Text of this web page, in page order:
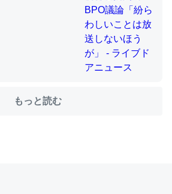
置いて４年。でたまに覗いてる。ぼ
かと画策中。あと、Googleマップで
る。電池残量や充電中かが分かるので
だった遠方の父67歳と僕。ITツール導入で
もっと読む